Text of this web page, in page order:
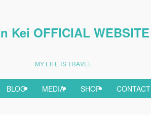
Kei OFFICIAL WEBSITE
MY LIFE IS TRAVEL
BLOG MEDIA SHOP CONTACT